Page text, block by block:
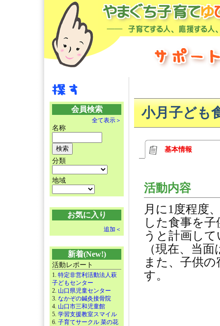
会員検索
全て表示＞
名称
分類
地域
お気に入り
追加＜
新着(New!)
活動レポート
1. 特定非営利活動法人萩
子どもセンター
2. 山口県児童センター
3. なかぞの鍼灸接骨院
4. 山口市三和児童館
5. 学習支援教室スマイル
6. 子育てサークル 菜の花
小月子ども
基本情報
活動内容
月に1度程度
した食事を
うと計画し
（現在、当
また、子供
す。